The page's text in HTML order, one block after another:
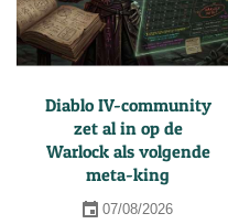
Diablo IV-community
zet al in op de
Warlock als volgende
meta-king
07/08/2026